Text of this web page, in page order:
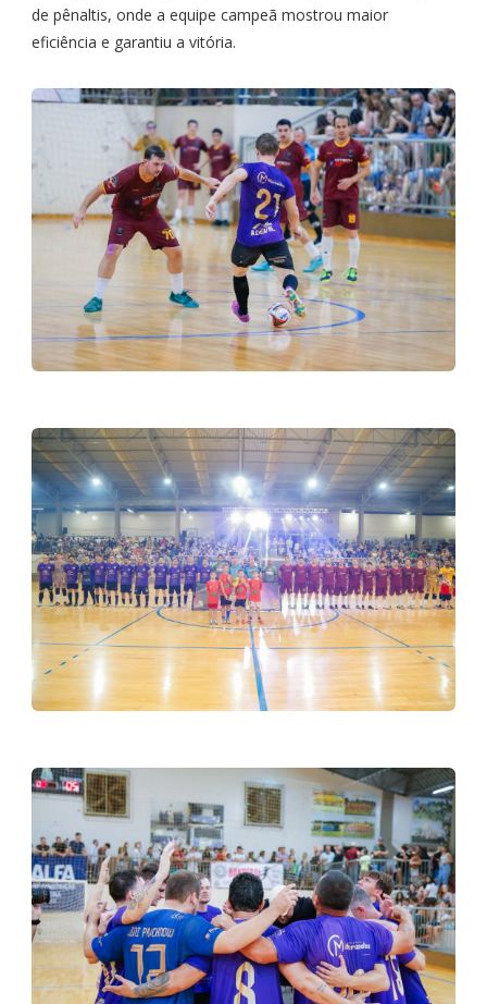
de pênaltis, onde a equipe campeã mostrou maior
eficiência e garantiu a vitória.